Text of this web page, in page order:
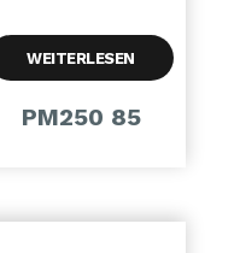
WEITERLESEN
PM250 85